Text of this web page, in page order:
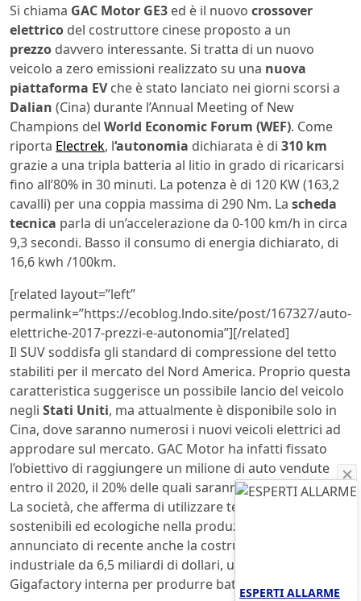
Si chiama GAC Motor GE3 ed è il nuovo crossover
elettrico del costruttore cinese proposto a un
prezzo davvero interessante. Si tratta di un nuovo
veicolo a zero emissioni realizzato su una nuova
piattaforma EVche è stato lanciato nei giorni scorsi a
Dalian (Cina) durante l’Annual Meeting of New
Champions del World Economic Forum (WEF). Come
riporta Electrek, l‘autonomia dichiarata è di 310 km
grazie a una tripla batteria al litio in grado di ricaricarsi
fino all’80% in 30 minuti. La potenza è di 120 KW (163,2
cavalli) per una coppia massima di 290 Nm. La scheda
tecnica parla di un’accelerazione da 0-100 km/h in circa
9,3 secondi. Basso il consumo di energia dichiarato, di
16,6 kwh /100km.
[related layout=”left”
permalink=”https://ecoblog.lndo.site/post/167327/auto-
elettriche-2017-prezzi-e-autonomia”][/related]
Il SUV soddisfa gli standard di compressione del tetto
stabiliti per il mercato del Nord America. Proprio questa
caratteristica suggerisce un possibile lancio del veicolo
negli Stati Uniti, ma attualmente è disponibile solo in
Cina, dove saranno numerosi i nuovi veicoli elettrici ad
approdare sul mercato. GAC Motor ha infatti fissato
l’obiettivo di raggiungere un milione di auto vendute
entro il 2020, il 20% delle quali saranno auto elettriche.
La società, che afferma di utilizzare tecnologie
sostenibili ed ecologiche nella produzione di veicoli,ha
annunciato di recente anche la costruzione di un polo
industriale da 6,5 miliardi di dollari, una sorta di Tesla
Gigafactory interna per produrre batterie.ESPERTI ALLARME